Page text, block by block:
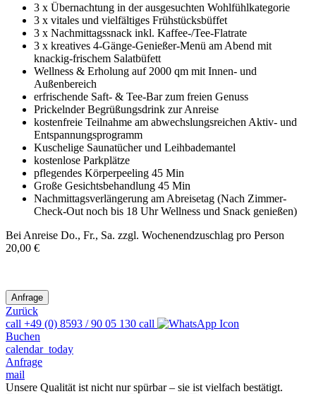
3 x Übernachtung in der ausgesuchten Wohlfühlkategorie
3 x vitales und vielfältiges Frühstücksbüffet
3 x Nachmittagssnack inkl. Kaffee-/Tee-Flatrate
3 x kreatives 4-Gänge-Genießer-Menü am Abend mit
knackig-frischem Salatbüfett
Wellness & Erholung auf 2000 qm mit Innen- und
Außenbereich
erfrischende Saft- & Tee-Bar zum freien Genuss
Prickelnder Begrüßungsdrink zur Anreise
kostenfreie Teilnahme am abwechslungsreichen Aktiv- und
Entspannungsprogramm
Kuschelige Saunatücher und Leihbademantel
kostenlose Parkplätze
pflegendes Körperpeeling 45 Min
Große Gesichtsbehandlung 45 Min
Nachmittagsverlängerung am Abreisetag (Nach Zimmer-
Check-Out noch bis 18 Uhr Wellness und Snack genießen)
Bei Anreise Do., Fr., Sa. zzgl. Wochenendzuschlag pro Person
20,00 €
Zurück
call +49 (0) 8593 / 90 05 130 call
Buchen
calendar_today
Anfrage
mail
Unsere Qualität ist nicht nur spürbar – sie ist vielfach bestätigt.